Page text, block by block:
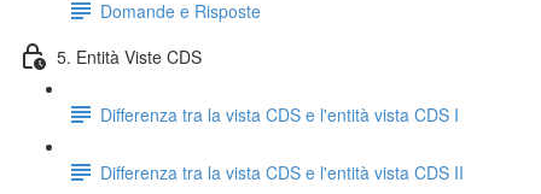
Domande e Risposte
5. Entità Viste CDS
Differenza tra la vista CDS e l'entità vista CDS I
Differenza tra la vista CDS e l'entità vista CDS II